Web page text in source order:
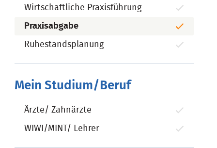
Wirtschaftliche Praxisführung
Praxisabgabe
Ruhestandsplanung
Mein Studium/Beruf
Ärzte/ Zahnärzte
WIWI/MINT/ Lehrer